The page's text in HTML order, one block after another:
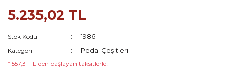
5.235,02 TL
Stok Kodu 1986
Kategori Pedal Çeşitleri
* 557,31 TL den başlayan taksitlerle!